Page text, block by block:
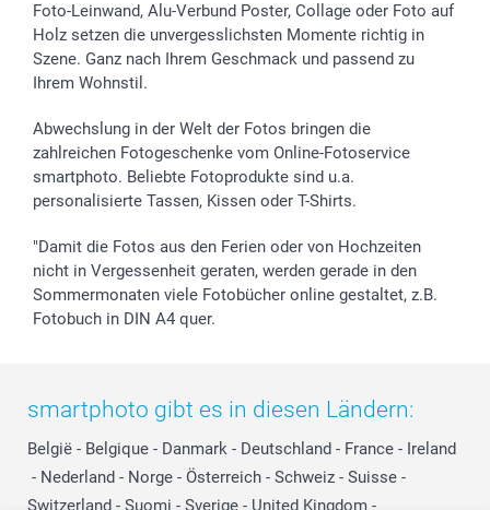
Foto-Leinwand, Alu-Verbund Poster, Collage oder Foto auf
Holz setzen die unvergesslichsten Momente richtig in
Szene. Ganz nach Ihrem Geschmack und passend zu
Ihrem Wohnstil.
Abwechslung in der Welt der Fotos bringen die
zahlreichen Fotogeschenke vom Online-Fotoservice
smartphoto. Beliebte Fotoprodukte sind u.a.
personalisierte Tassen, Kissen oder T-Shirts.
"Damit die Fotos aus den Ferien oder von Hochzeiten
nicht in Vergessenheit geraten, werden gerade in den
Sommermonaten viele Fotobücher online gestaltet, z.B.
Fotobuch in DIN A4 quer.
smartphoto gibt es in diesen Ländern:
België - Belgique - Danmark - Deutschland - France - Ireland
- Nederland - Norge - Österreich - Schweiz - Suisse -
Switzerland - Suomi - Sverige - United Kingdom -